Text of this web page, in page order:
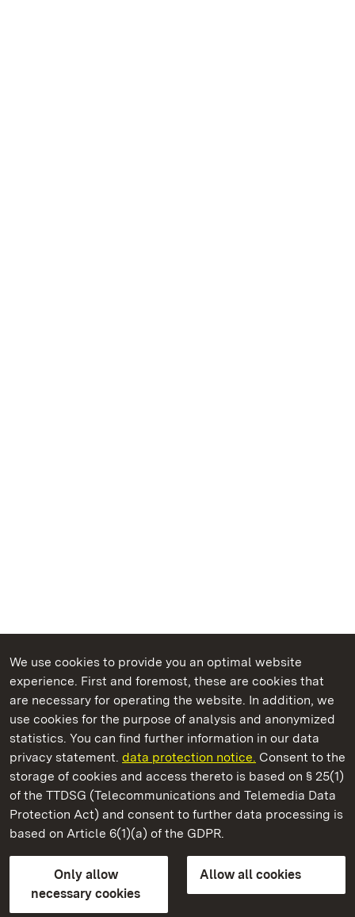
We use cookies to provide you an optimal website
experience. First and foremost, these are cookies that
are necessary for operating the website. In addition, we
use cookies for the purpose of analysis and anonymized
statistics. You can find further information in our data
privacy statement. data protection notice. Consent to the
storage of cookies and access thereto is based on § 25(1)
of the TTDSG (Telecommunications and Telemedia Data
Protection Act) and consent to further data processing is
based on Article 6(1)(a) of the GDPR.
Only allow
necessary cookies
Allow all cookies
State Palaces and Gardens of Baden-Wuerttemberg
Staatliche Schlösser und Gärten Baden‑Württemberg
State Palaces and Gardens of Baden-Wuerttemberg
Contact usFAQMasthead
Declaration on barrier-free access